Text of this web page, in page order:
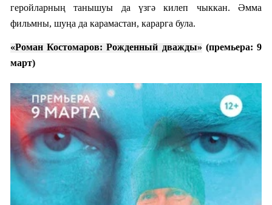
геройларның танышуы да үзгә килеп чыккан. Әмма
фильмны, шуңа да карамастан, карарга була.
«Роман Костомаров: Рожденный дважды» (премьера:9
март)